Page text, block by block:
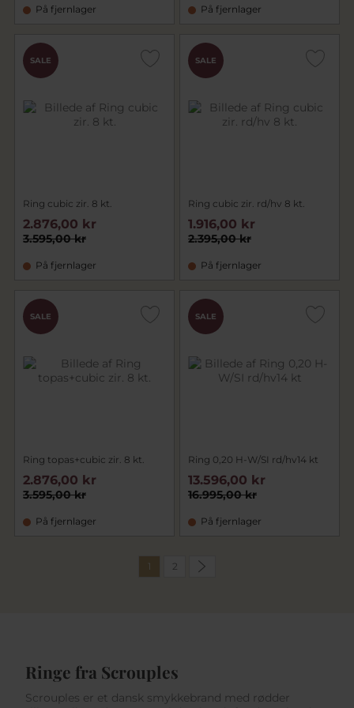
På fjernlager På fjernlager
SALE
Ring cubic zir. 8 kt.
3.595,00 kr
2.876,00 kr
På fjernlager
SALE
Ring cubic zir. rd/hv 8 kt.
2.395,00 kr
1.916,00 kr
På fjernlager
SALE
Ring topas+cubic zir. 8 kt.
3.595,00 kr
2.876,00 kr
På fjernlager
SALE
Ring 0,20 H-W/SI rd/hv14 kt
16.995,00 kr
13.596,00 kr
På fjernlager
1 2
Ringe fra Scrouples
Scrouples er et dansk smykkebrand med rødder